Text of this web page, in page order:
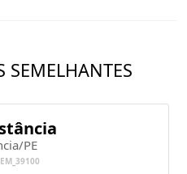
SEMELHANTES
PE